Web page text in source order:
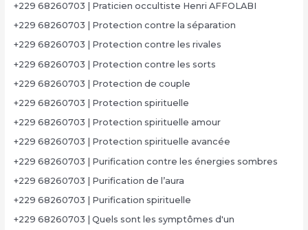
+229 68260703 | Praticien occultiste Henri AFFOLABI
+229 68260703 | Protection contre la séparation
+229 68260703 | Protection contre les rivales
+229 68260703 | Protection contre les sorts
+229 68260703 | Protection de couple
+229 68260703 | Protection spirituelle
+229 68260703 | Protection spirituelle amour
+229 68260703 | Protection spirituelle avancée
+229 68260703 | Purification contre les énergies sombres
+229 68260703 | Purification de l’aura
+229 68260703 | Purification spirituelle
+229 68260703 | Quels sont les symptômes d'un